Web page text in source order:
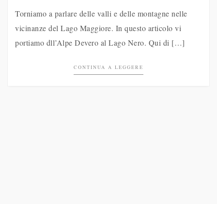
Torniamo a parlare delle valli e delle montagne nelle
vicinanze del Lago Maggiore. In questo articolo vi
portiamo dll’Alpe Devero al Lago Nero. Qui di […]
CONTINUA A LEGGERE